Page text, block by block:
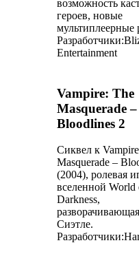
возможность
героев, новые
Разработчики:
Entertainment
Vampire: The
Masquerade –
Bloodlines 2
Сиквел к
Masquerade –
(2004), ролевая
вселенной World
Darkness,
Сиэтле.
Разработчики: